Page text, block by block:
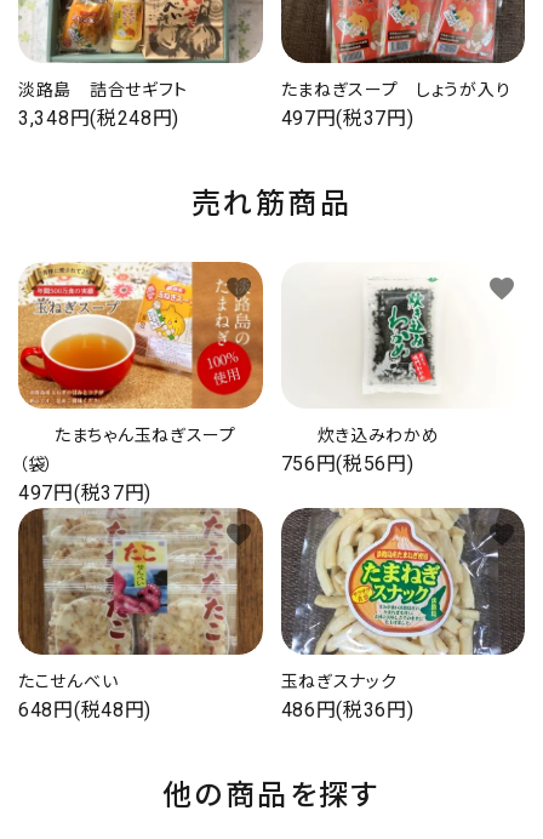
淡路島 詰合せギフト
3,348円(税248円)
たまねぎスープ しょうが入り
497円(税37円)
売れ筋商品
たまちゃん玉ねぎスープ
（袋）
497円(税37円)
favorite
炊き込みわかめ
756円(税56円)
favorite
たこせんべい
648円(税48円)
favorite
玉ねぎスナック
486円(税36円)
favorite
他の商品を探す